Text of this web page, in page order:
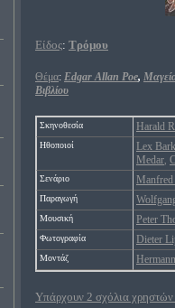
Είδος: Τρόμου
Θέμα: Edgar Allan Poe,
Βιβλίου
Σκηνοθεσία Harald
Ηθοποιοί
Lex
Medar
Σενάριο
Παραγωγή
Μουσική Peter
Φωτογραφία Dieter
Μοντάζ
Υπάρχουν 2 σχόλια χρηστών